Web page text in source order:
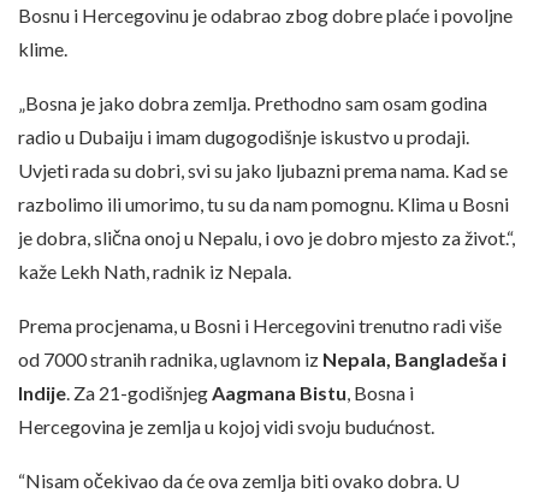
Bosnu i Hercegovinu je odabrao zbog dobre plaće i povoljne
klime.
„Bosna je jako dobra zemlja. Prethodno sam osam godina
radio u Dubaiju i imam dugogodišnje iskustvo u prodaji.
Uvjeti rada su dobri, svi su jako ljubazni prema nama. Kad se
razbolimo ili umorimo, tu su da nam pomognu. Klima u Bosni
je dobra, slična onoj u Nepalu, i ovo je dobro mjesto za život.“,
kaže Lekh Nath, radnik iz Nepala.
Prema procjenama, u Bosni i Hercegovini trenutno radi više
od 7000 stranih radnika, uglavnom iz Nepala, Bangladeša i
Indije . Za 21-godišnjeg Aagmana Bistu , Bosna i
Hercegovina je zemlja u kojoj vidi svoju budućnost.
“Nisam očekivao da će ova zemlja biti ovako dobra. U